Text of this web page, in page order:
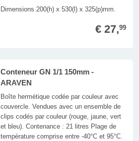
Dimensions 200(h) x 530(l) x 325(p)mm.
€ 27,99
Conteneur GN 1/1 150mm -
ARAVEN
Boîte hermétique codée par couleur avec
couvercle. Vendues avec un ensemble de
clips codés par couleur (rouge, jaune, vert
et bleu). Contenance : 21 litres Plage de
température comprise entre -40°C et 95°C.